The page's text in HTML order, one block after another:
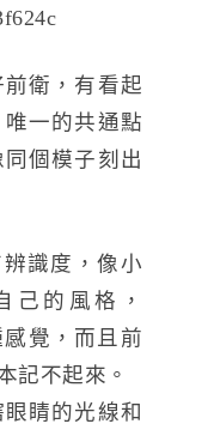
衛，有看起
一的共通點
個模子刻出
識度，像小
己的風格，
覺，而且前
記不起來。
睛的光線和